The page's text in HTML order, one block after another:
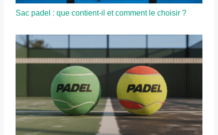
Sac padel : que contient-il et comment le choisir ?